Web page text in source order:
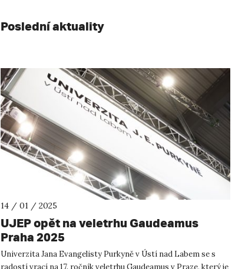
Poslední aktuality
14 / 01 / 2025
UJEP opět na veletrhu Gaudeamus
Praha 2025
Univerzita Jana Evangelisty Purkyně v Ústí nad Labem se s